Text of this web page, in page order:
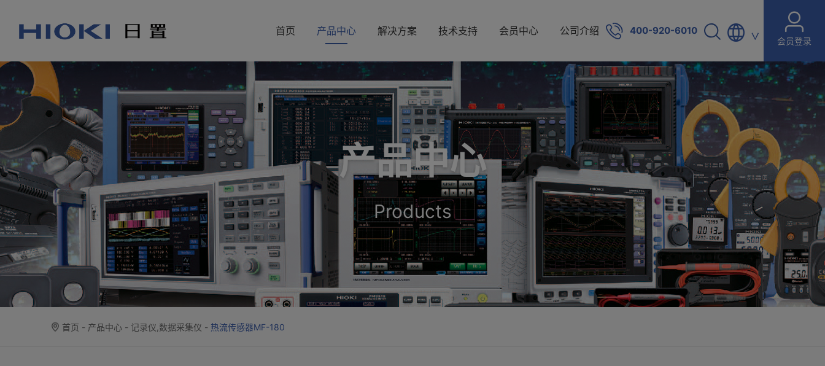
首页 产品中心 解决方案 技术支持 会员中心 公司介绍 400-920-6010 ∨ 会员登录
产品中心
Products
首页 - 产品中心- 记录仪,数据采集仪 - 热流传感器MF-180